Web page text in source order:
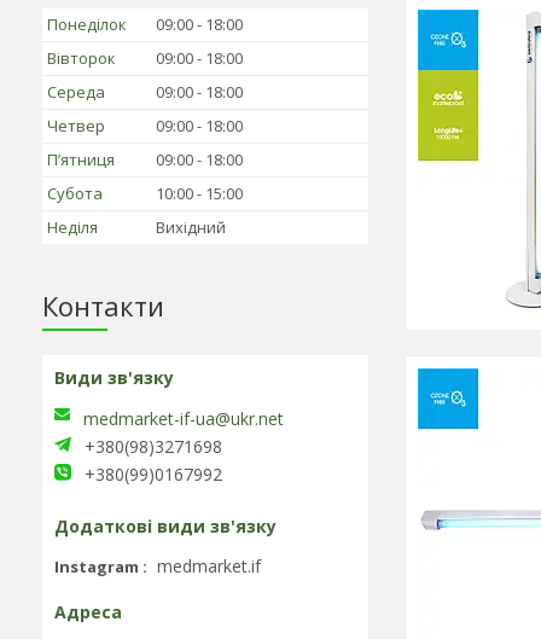
Понеділок 09:00
18:00
Вівторок
09:00
18:00
Середа
09:00
18:00
Четвер
09:00
18:00
Пʼятниця
09:00
18:00
Субота
10:00
15:00
Неділя
Вихідний
Контакти
medmarket-if-ua@ukr.net
+380(98)3271698
+380(99)0167992
Instagram medmarket.if